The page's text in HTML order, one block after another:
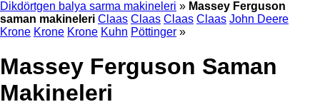
Dikdörtgen balya sarma makineleri » Massey Ferguson
saman makineleri Claas Claas Claas Claas John Deere
Krone Krone Krone Kuhn Pöttinger »
Massey Ferguson Saman
Makineleri